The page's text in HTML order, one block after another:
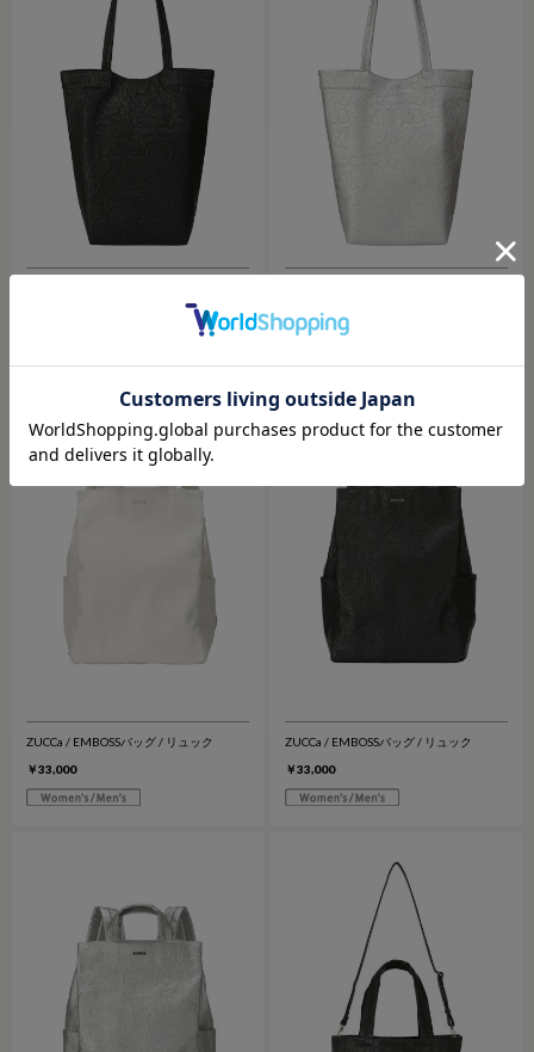
￥18,700
ZUCCa / EMBOSSバッグ / リュック
￥33,000
ZUCCa / EMBOSSバッグ / リュック
￥33,000